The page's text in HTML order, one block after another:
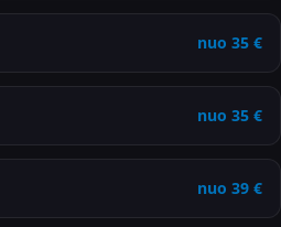
nuo 35 €
nuo 35 €
nuo 39 €